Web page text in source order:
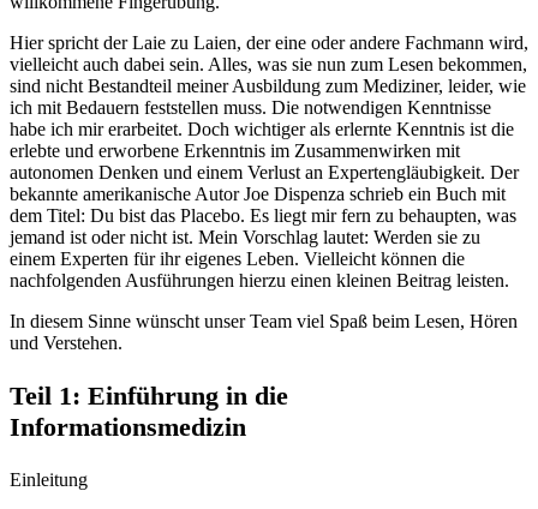
Hier spricht der Laie zu Laien, der eine oder andere Fachmann wird,
vielleicht auch dabei sein. Alles, was sie nun zum Lesen bekommen,
sind nicht Bestandteil meiner Ausbildung zum Mediziner, leider, wie
ich mit Bedauern feststellen muss. Die notwendigen Kenntnisse
habe ich mir erarbeitet. Doch wichtiger als erlernte Kenntnis ist die
erlebte und erworbene Erkenntnis im Zusammenwirken mit
autonomen Denken und einem Verlust an Expertengläubigkeit. Der
bekannte amerikanische Autor Joe Dispenza schrieb ein Buch mit
dem Titel: Du bist das Placebo. Es liegt mir fern zu behaupten, was
jemand ist oder nicht ist. Mein Vorschlag lautet: Werden sie zu
einem Experten für ihr eigenes Leben. Vielleicht können die
nachfolgenden Ausführungen hierzu einen kleinen Beitrag leisten.
In diesem Sinne wünscht unser Team viel Spaß beim Lesen, Hören
und Verstehen.
Teil 1: Einführung in die
Informationsmedizin
Einleitung